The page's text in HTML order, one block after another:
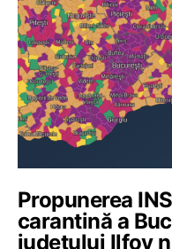
Propunerea
carantină a
județului Ilfov